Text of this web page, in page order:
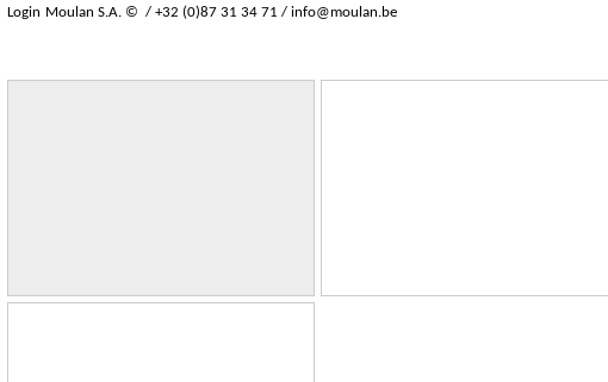
Login Moulan S.A. © / +32 (0)87 31 34 71 / info@moulan.be